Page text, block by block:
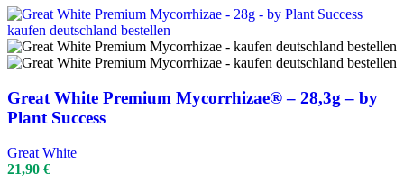
Great White Premium Mycorrhizae® – 28,3g – by
Plant Success
Great White
21,90 €